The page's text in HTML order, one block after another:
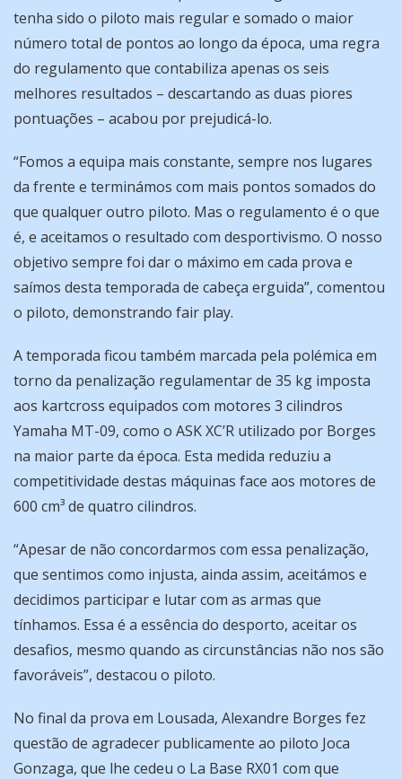
tenha sido o piloto mais regular e somado o maior
número total de pontos ao longo da época, uma regra
do regulamento que contabiliza apenas os seis
melhores resultados – descartando as duas piores
pontuações – acabou por prejudicá-lo.
“Fomos a equipa mais constante, sempre nos lugares
da frente e terminámos com mais pontos somados do
que qualquer outro piloto. Mas o regulamento é o que
é, e aceitamos o resultado com desportivismo. O nosso
objetivo sempre foi dar o máximo em cada prova e
saímos desta temporada de cabeça erguida”, comentou
o piloto, demonstrando fair play.
A temporada ficou também marcada pela polémica em
torno da penalização regulamentar de 35 kg imposta
aos kartcross equipados com motores 3 cilindros
Yamaha MT-09, como o ASK XC’R utilizado por Borges
na maior parte da época. Esta medida reduziu a
competitividade destas máquinas face aos motores de
600 cm³ de quatro cilindros.
“Apesar de não concordarmos com essa penalização,
que sentimos como injusta, ainda assim, aceitámos e
decidimos participar e lutar com as armas que
tínhamos. Essa é a essência do desporto, aceitar os
desafios, mesmo quando as circunstâncias não nos são
favoráveis”, destacou o piloto.
No final da prova em Lousada, Alexandre Borges fez
questão de agradecer publicamente ao piloto Joca
Gonzaga, que lhe cedeu o La Base RX01 com que